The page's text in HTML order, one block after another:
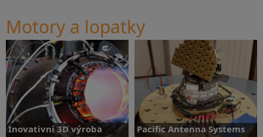
Motory a lopatky
Inovativní 3D výroba Pacific Antenna Systems